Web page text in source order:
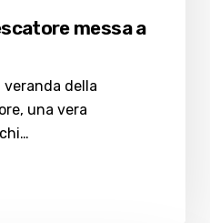
messa a
veranda della
una vera